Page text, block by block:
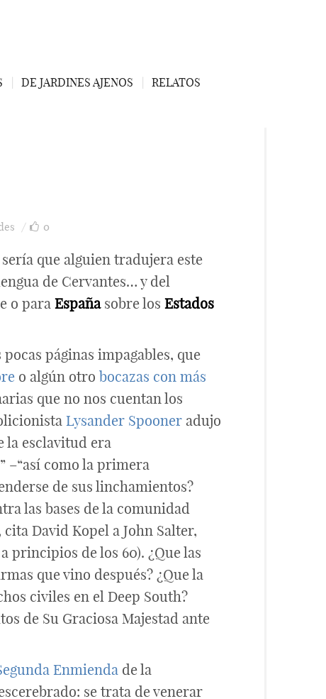
DE JARDINES AJENOS RELATOS
0
que alguien tradujera este
de Cervantes… y del
o paraEspañasobre los Estados
páginas impagables, que
o algún otro bocazas con más
que no nos cuentan los
Lysander Spooner adujo
la esclavitud era
–“así como la primera
de sus linchamientos?
las bases de la comunidad
David Kopel a John Salter,
a principios de los 60). ¿Que las
que vino después? ¿Que la
civiles en el Deep South?
de Su Graciosa Majestad ante
Enmienda de la
se trata de venerar